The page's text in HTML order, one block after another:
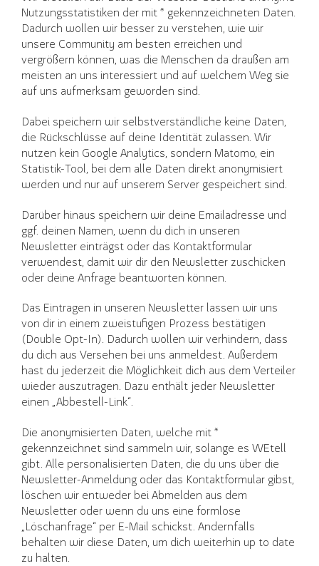
Nutzungsstatistiken der mit * gekennzeichneten Daten.
Dadurch wollen wir besser zu verstehen, wie wir
unsere Community am besten erreichen und
vergrößern können, was die Menschen da draußen am
meisten an uns interessiert und auf welchem Weg sie
auf uns aufmerksam geworden sind.
Dabei speichern wir selbstverständliche keine Daten,
die Rückschlüsse auf deine Identität zulassen. Wir
nutzen kein Google Analytics, sondern Matomo, ein
Statistik-Tool, bei dem alle Daten direkt anonymisiert
werden und nur auf unserem Server gespeichert sind.
Darüber hinaus speichern wir deine Emailadresse und
ggf. deinen Namen, wenn du dich in unseren
Newsletter einträgst oder das Kontaktformular
verwendest, damit wir dir den Newsletter zuschicken
oder deine Anfrage beantworten können.
Das Eintragen in unseren Newsletter lassen wir uns
von dir in einem zweistufigen Prozess bestätigen
(Double Opt-In). Dadurch wollen wir verhindern, dass
du dich aus Versehen bei uns anmeldest. Außerdem
hast du jederzeit die Möglichkeit dich aus dem Verteiler
wieder auszutragen. Dazu enthält jeder Newsletter
einen „Abbestell-Link“.
Die anonymisierten Daten, welche mit *
gekennzeichnet sind sammeln wir, solange es WEtell
gibt. Alle personalisierten Daten, die du uns über die
Newsletter-Anmeldung oder das Kontaktformular gibst,
löschen wir entweder bei Abmelden aus dem
Newsletter oder wenn du uns eine formlose
„Löschanfrage“ per E-Mail schickst. Andernfalls
behalten wir diese Daten, um dich weiterhin up to date
zu halten.